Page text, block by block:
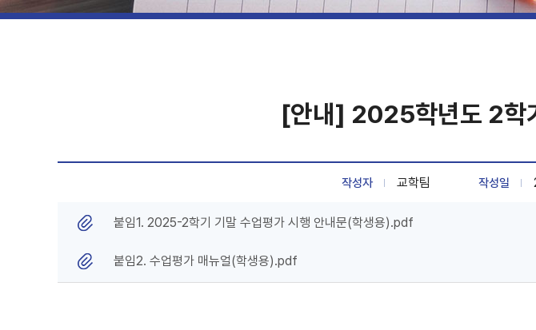
[안내] 2025학년도 2학
작성자 교학팀 작성일
붙임1. 2025-2학기 기말 수업평가 시행 안내문(학생용).pdf
붙임2. 수업평가 매뉴얼(학생용).pdf